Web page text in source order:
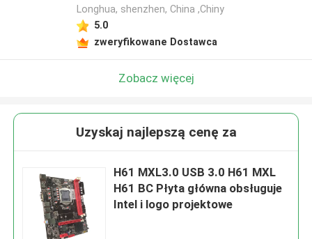
Longhua, shenzhen, China ,Chiny
5.0
zweryfikowane Dostawca
Zobacz więcej
Uzyskaj najlepszą cenę za
H61 MXL3.0 USB 3.0 H61 MXL
H61 BC Płyta główna obsługuje
Intel i logo projektowe